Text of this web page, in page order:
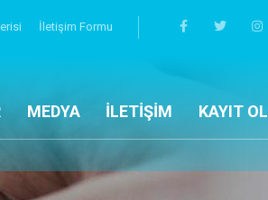
İletişim Formu
MEDYA İLETİŞİM KAYIT OL